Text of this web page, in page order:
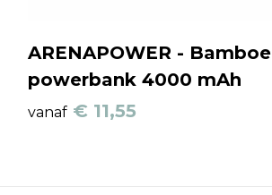
ARENAPOWER - Bamboe
powerbank 4000 mAh
vanaf € 11,55